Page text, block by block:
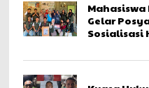
Mahasiswa
Gelar
Sosialisasi